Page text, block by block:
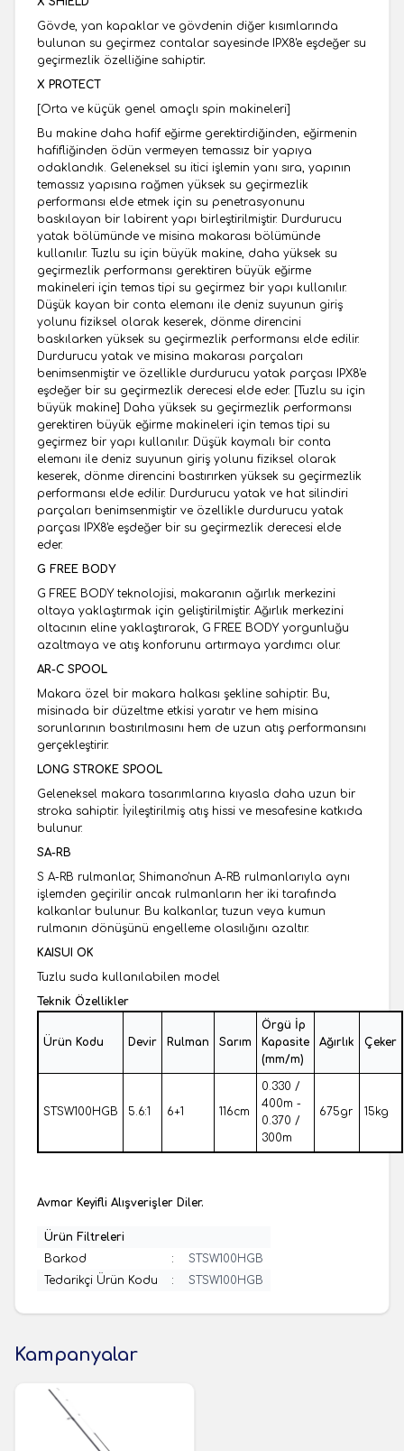
Gövde, yan kapaklar ve gövdenin diğer kısımlarında
bulunan su geçirmez contalar sayesinde IPX8'e eşdeğer su
geçirmezlik özelliğine sahiptir.
X PROTECT
[Orta ve küçük genel amaçlı spin makineleri]
Bu makine daha hafif eğirme gerektirdiğinden, eğirmenin
hafifliğinden ödün vermeyen temassız bir yapıya
odaklandık. Geleneksel su itici işlemin yanı sıra, yapının
temassız yapısına rağmen yüksek su geçirmezlik
performansı elde etmek için su penetrasyonunu
baskılayan bir labirent yapı birleştirilmiştir. Durdurucu
yatak bölümünde ve misina makarası bölümünde
kullanılır. Tuzlu su için büyük makine, daha yüksek su
geçirmezlik performansı gerektiren büyük eğirme
makineleri için temas tipi su geçirmez bir yapı kullanılır.
Düşük kayan bir conta elemanı ile deniz suyunun giriş
yolunu fiziksel olarak keserek, dönme direncini
baskılarken yüksek su geçirmezlik performansı elde edilir.
Durdurucu yatak ve misina makarası parçaları
benimsenmiştir ve özellikle durdurucu yatak parçası IPX8'e
eşdeğer bir su geçirmezlik derecesi elde eder. [Tuzlu su için
büyük makine] Daha yüksek su geçirmezlik performansı
gerektiren büyük eğirme makineleri için temas tipi su
geçirmez bir yapı kullanılır. Düşük kaymalı bir conta
elemanı ile deniz suyunun giriş yolunu fiziksel olarak
keserek, dönme direncini bastırırken yüksek su geçirmezlik
performansı elde edilir. Durdurucu yatak ve hat silindiri
parçaları benimsenmiştir ve özellikle durdurucu yatak
parçası IPX8'e eşdeğer bir su geçirmezlik derecesi elde
eder.
G FREE BODY
G FREE BODY teknolojisi, makaranın ağırlık merkezini
oltaya yaklaştırmak için geliştirilmiştir. Ağırlık merkezini
oltacının eline yaklaştırarak, G FREE BODY yorgunluğu
azaltmaya ve atış konforunu artırmaya yardımcı olur.
AR-C SPOOL
Makara özel bir makara halkası şekline sahiptir. Bu,
misinada bir düzeltme etkisi yaratır ve hem misina
sorunlarının bastırılmasını hem de uzun atış performansını
gerçekleştirir.
LONG STROKE SPOOL
Geleneksel makara tasarımlarına kıyasla daha uzun bir
stroka sahiptir. İyileştirilmiş atış hissi ve mesafesine katkıda
bulunur.
SA-RB
S A-RB rulmanlar, Shimano'nun A-RB rulmanlarıyla aynı
işlemden geçirilir ancak rulmanların her iki tarafında
kalkanlar bulunur. Bu kalkanlar, tuzun veya kumun
rulmanın dönüşünü engelleme olasılığını azaltır.
KAISUI OK
Tuzlu suda kullanılabilen model
Teknik Özellikler
Ürün Kodu Devir Rulman Sarım
Örgü İp
Kapasite
(mm/m)
Ağırlık Çeker
STSW100HGB 5.6:1 6+1 116cm
0.330 /
400m -
0.370 /
300m
675gr 15kg
Avmar Keyifli Alışverişler Diler.
Ürün Filtreleri
Barkod
:
STSW100HGB
Tedarikçi Ürün Kodu
: STSW100HGB
Kampanyalar